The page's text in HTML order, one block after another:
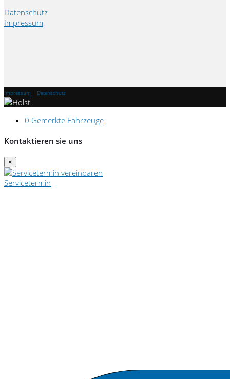
Datenschutz
Impressum
Impressum Datenschutz
0 Gemerkte Fahrzeuge
Kontaktieren sie uns
×
Servicetermin